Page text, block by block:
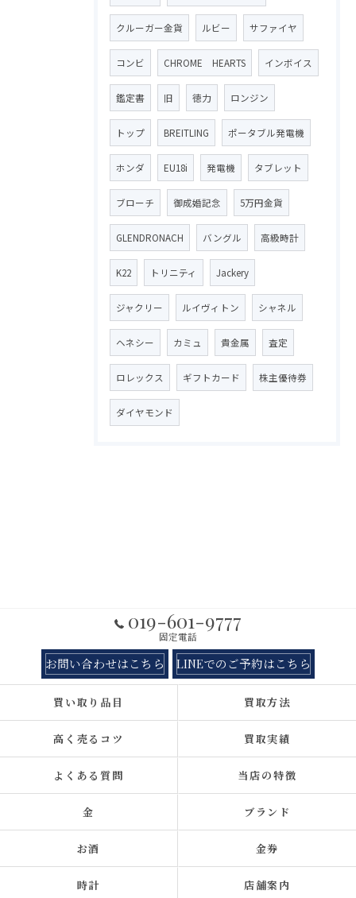
クルーガー金貨 ルビー サファイヤ
コンビ CHROME HEARTS インボイス
鑑定書 旧 徳力 ロンジン
トップ BREITLING ポータブル発電機
ホンダ EU18i 発電機 タブレット
ブローチ 御成婚記念 5万円金貨
GLENDRONACH バングル 高級時計
K22 トリニティ Jackery
ジャクリー ルイヴィトン シャネル
ヘネシー カミュ 貴金属 査定
ロレックス ギフトカード 株主優待券
ダイヤモンド
019-601-9777
固定電話
お問い合わせはこちら LINEでのご予約はこちら
買い取り品目 買取方法
高く売るコツ 買取実績
よくある質問 当店の特徴
金 ブランド
お酒 金券
時計 店舗案内